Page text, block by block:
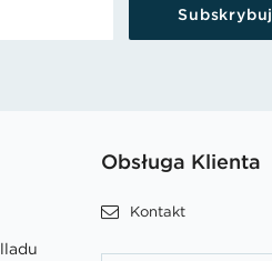
Subskrybuj
Obsługa Klienta
Kontakt